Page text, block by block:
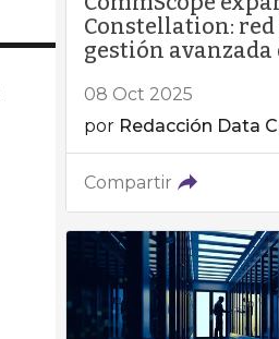
Constellation: red
gestión avanzada
08 Oct 2025
por Redacción Data
Compartir